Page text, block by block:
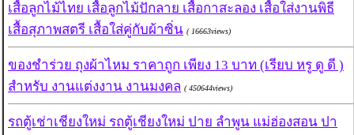
เสื้อลูกไม้ไทย เสื้อลูกไม้ปักลาย เสื้อกาสะลอง เสื้อใส่งานพิธี
เสื้อสุภาพสตรี เสื้อใส่คู่กับผ้าซิ่น ( 16663views)
ของชำร่วย ถุงผ้าไหม ราคาถูก เพียง 13 บาท (เรียบ หรู ดู ดี )
สำหรับ งานแต่งงาน งานมงคล ( 450644views)
รถตู้เช่าเชียงใหม่ รถตู้เชียงใหม่ ปาย ลำพูน แม่ฮ่องสอน ปา